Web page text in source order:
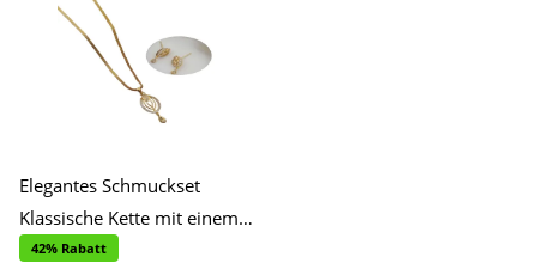
Elegantes Schmuckset
Klassische Kette mit einem
eiförmigen, mit Steinen
42% Rabatt